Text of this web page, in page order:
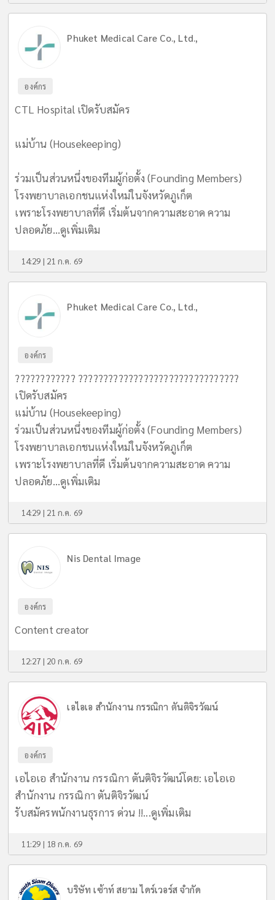
Phuket Medical Care Co., Ltd.,
องค์กร
CTL Hospital เปิดรับสมัคร
แม่บ้าน (Housekeeping)
ร่วมเป็นส่วนหนึ่งของทีมผู้ก่อตั้ง (Founding Members)
โรงพยาบาลเอกชนแห่งใหม่ในจังหวัดภูเก็ต
เพราะโรงพยาบาลที่ดี เริ่มต้นจากความสะอาด ความ
ปลอดภัย...ดูเพิ่มเติม
14:29 | 21 ก.ค. 69
Phuket Medical Care Co., Ltd.,
องค์กร
???????????? ????????????????????????????????
เปิดรับสมัคร
แม่บ้าน (Housekeeping)
ร่วมเป็นส่วนหนึ่งของทีมผู้ก่อตั้ง (Founding Members)
โรงพยาบาลเอกชนแห่งใหม่ในจังหวัดภูเก็ต
เพราะโรงพยาบาลที่ดี เริ่มต้นจากความสะอาด ความ
ปลอดภัย...ดูเพิ่มเติม
14:29 | 21 ก.ค. 69
Nis Dental Image
องค์กร
Content creator
12:27 | 20 ก.ค. 69
เอไอเอ สำนักงาน กรรณิกา ตันติจิรวัฒน์
องค์กร
เอไอเอ สำนักงาน กรรณิกา ตันติจิรวัฒน์โดย: เอไอเอ
สำนักงาน กรรณิกา ตันติจิรวัฒน์
รับสมัครพนักงานธุรการ ด่วน !!...ดูเพิ่มเติม
11:29 | 18 ก.ค. 69
บริษัท เซ้าท์ สยาม ไดร์เวอร์ส จำกัด